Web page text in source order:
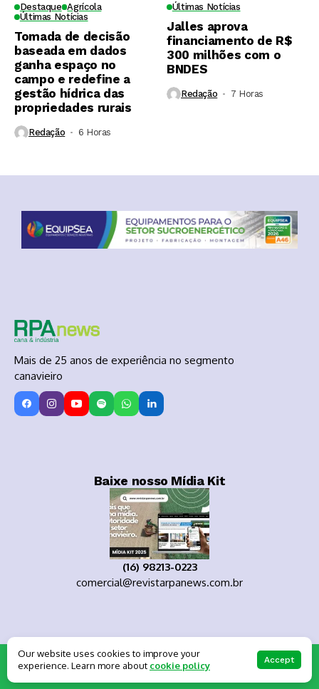
Destaque Agrícola
Últimas Notícias
Tomada de decisão
baseada em dados
ganha espaço no
campo e redefine a
gestão hídrica das
propriedades rurais
Redação 6 Horas ⁮
Últimas Notícias
Jalles aprova
financiamento de R$
300 milhões com o
BNDES
Redação 7 Horas ⁮
Mais de 25 anos de experiência no segmento
canavieiro
Baixe nosso Mídia Kit
(16) 98213-0223
comercial@revistarpanews.com.br
Copyright 2025
Private policy Forums
Our website uses cookies to improve your
experience. Learn more about cookie policy Accept